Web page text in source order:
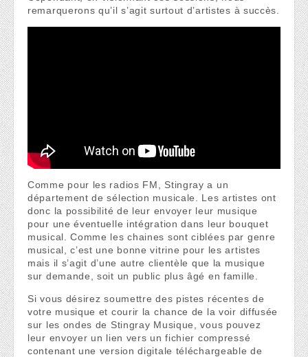
remarquerons qu’il s’agit surtout d’artistes à succès.
Comme pour les radios FM, Stingray a un
département de sélection musicale. Les artistes ont
donc la possibilité de leur envoyer leur musique
pour une éventuelle intégration dans leur bouquet
musical. Comme les chaines sont ciblées par genre
musical, c’est une bonne vitrine pour les artistes
mais il s’agit d’une autre clientèle que la musique
sur demande, soit un public plus âgé en famille.
Si vous désirez soumettre des pistes récentes de
votre musique et courir la chance de la voir diffusée
sur les ondes de Stingray Musique, vous pouvez
leur envoyer un lien vers un fichier compressé
contenant une version digitale téléchargeable de